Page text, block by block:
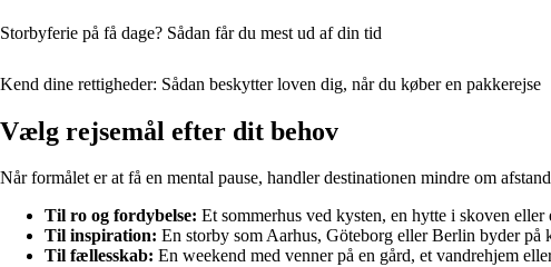
Storbyferie på få dage? Sådan får du mest ud af din tid
Kend dine rettigheder: Sådan beskytter loven dig, når du køber en pakkerejse
Vælg rejsemål efter dit behov
Når formålet er at få en mental pause, handler destinationen mindre om
Til ro og fordybelse: Et sommerhus ved kysten, en hytte i skoven
Til inspiration: En storby som Aarhus, Göteborg eller Berlin byder
Til fællesskab: En weekend med venner på en gård, et vandrehjem